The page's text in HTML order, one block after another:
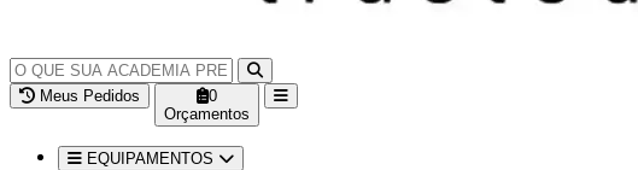
Meus Pedidos
0
Orçamentos
EQUIPAMENTOS